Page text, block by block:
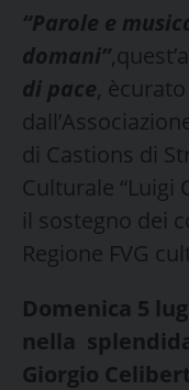
“Parole e
domani”
di pace,
di Castions di
Culturale “Luigi
il sostegno dei
Regione FVG
Domenica 5
nella
Giorgio